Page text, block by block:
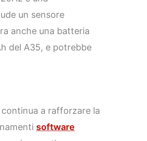
un sensore
anche una batteria
del A35, e potrebbe
continua a rafforzare la
software